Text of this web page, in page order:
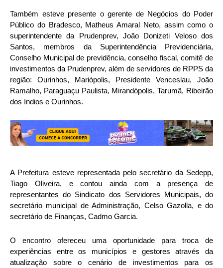
Também esteve presente o gerente de Negócios do Poder
Público do Bradesco, Matheus Amaral Neto, assim como o
superintendente da Prudenprev, João Donizeti Veloso dos
Santos, membros da Superintendência Previdenciária,
Conselho Municipal de previdência, conselho fiscal, comitê de
investimentos da Prudenprev, além de servidores de RPPS da
região: Ourinhos, Mariópolis, Presidente Venceslau, João
Ramalho, Paraguaçu Paulista, Mirandópolis, Tarumã, Ribeirão
dos índios e Ourinhos.
A Prefeitura esteve representada pelo secretário da Sedepp,
Tiago Oliveira, e contou ainda com a presença de
representantes do Sindicato dos Servidores Municipais, do
secretário municipal de Administração, Celso Gazolla, e do
secretário de Finanças, Cadmo Garcia.
O encontro ofereceu uma oportunidade para troca de
experiências entre os municípios e gestores através da
atualização sobre o cenário de investimentos para os